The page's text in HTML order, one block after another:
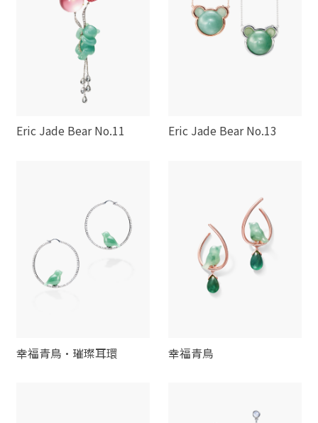
Eric Jade Bear No.11 Eric Jade Bear No.13
幸福青鳥·璀璨耳環 幸福青鳥